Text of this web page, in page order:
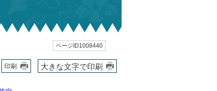
ページID1008440
印刷 大きな文字で印刷